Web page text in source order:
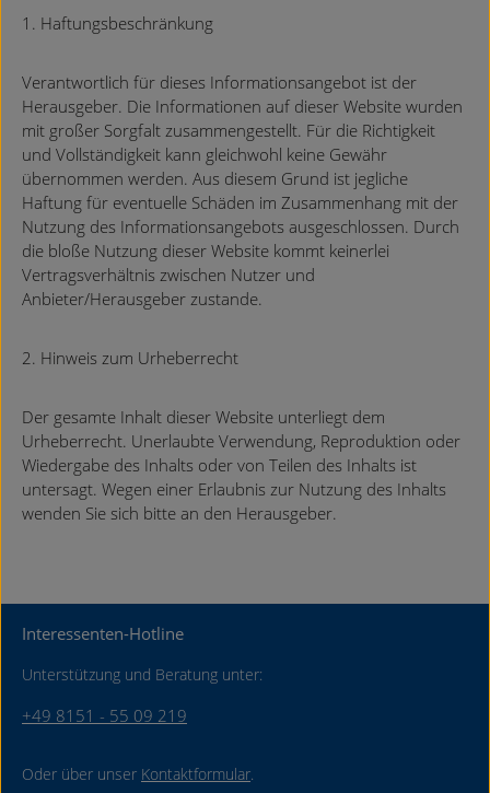
1. Haftungsbeschränkung
Verantwortlich für dieses Informationsangebot ist der
Herausgeber. Die Informationen auf dieser Website wurden
mit großer Sorgfalt zusammengestellt. Für die Richtigkeit
und Vollständigkeit kann gleichwohl keine Gewähr
übernommen werden. Aus diesem Grund ist jegliche
Haftung für eventuelle Schäden im Zusammenhang mit der
Nutzung des Informationsangebots ausgeschlossen. Durch
die bloße Nutzung dieser Website kommt keinerlei
Vertragsverhältnis zwischen Nutzer und
Anbieter/Herausgeber zustande.
2. Hinweis zum Urheberrecht
Der gesamte Inhalt dieser Website unterliegt dem
Urheberrecht. Unerlaubte Verwendung, Reproduktion oder
Wiedergabe des Inhalts oder von Teilen des Inhalts ist
untersagt. Wegen einer Erlaubnis zur Nutzung des Inhalts
wenden Sie sich bitte an den Herausgeber.
Interessenten-Hotline
Unterstützung und Beratung unter:
+49 8151 - 55 09 219
Oder über unser Kontaktformular.